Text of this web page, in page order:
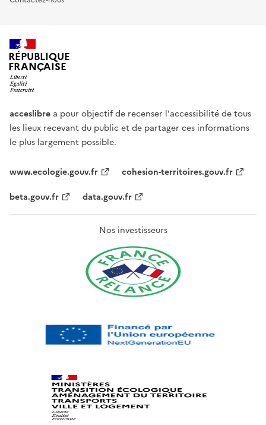
RÉPUBLIQUE
FRANÇAISE
acceslibre a pour objectif de recenser l'accessibilité de tous
les lieux recevant du public et de partager ces informations
le plus largement possible.
www.ecologie.gouv.fr
cohesion-territoires.gouv.fr
beta.gouv.fr
data.gouv.fr
Nos investisseurs